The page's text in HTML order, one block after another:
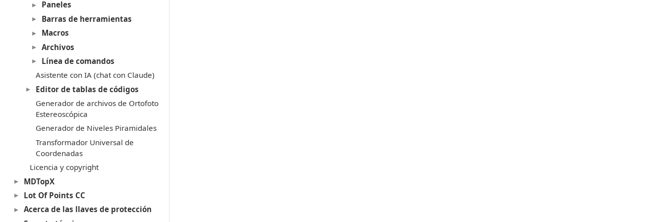
Paneles
Barras de herramientas
Macros
Archivos
Línea de comandos
Asistente con IA (chat con Claude)
Editor de tablas de códigos
Generador de archivos de Ortofoto
Estereoscópica
Generador de Niveles Piramidales
Transformador Universal de
Coordenadas
Licencia y copyright
MDTopX
Lot Of Points CC
Acerca de las llaves de protección